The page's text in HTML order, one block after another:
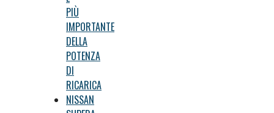
PIÙ
IMPORTANTE
DELLA
POTENZA
DI
RICARICA
NISSAN